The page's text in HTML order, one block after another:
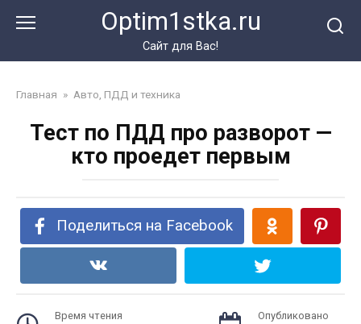
Optim1stka.ru
Сайт для Вас!
Главная » Авто, ПДД и техника
Тест по ПДД про разворот —
кто проедет первым
Поделиться на Facebook
Время чтения Опубликовано